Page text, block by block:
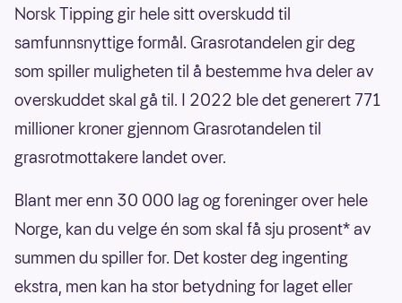
Norsk Tipping gir hele sitt overskudd til
samfunnsnyttige formål. Grasrotandelen gir deg
som spiller muligheten til å bestemme hva deler av
overskuddet skal gå til. I 2022 ble det generert 771
millioner kroner gjennom Grasrotandelen til
grasrotmottakere landet over.
Blant mer enn 30 000 lag og foreninger over hele
Norge, kan du velge én som skal få sju prosent* av
summen du spiller for. Det koster deg ingenting
ekstra, men kan ha stor betydning for laget eller